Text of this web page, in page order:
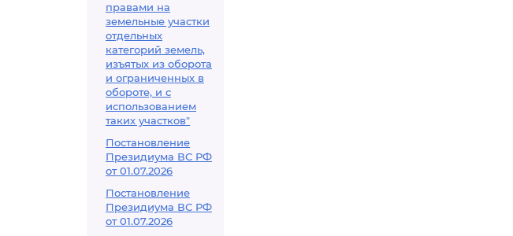
правами на
земельные участки
отдельных
категорий земель,
изъятых из оборота
и ограниченных в
обороте, и с
использованием
таких участков"
Постановление
Президиума ВС РФ
от 01.07.2026
Постановление
Президиума ВС РФ
от 01.07.2026